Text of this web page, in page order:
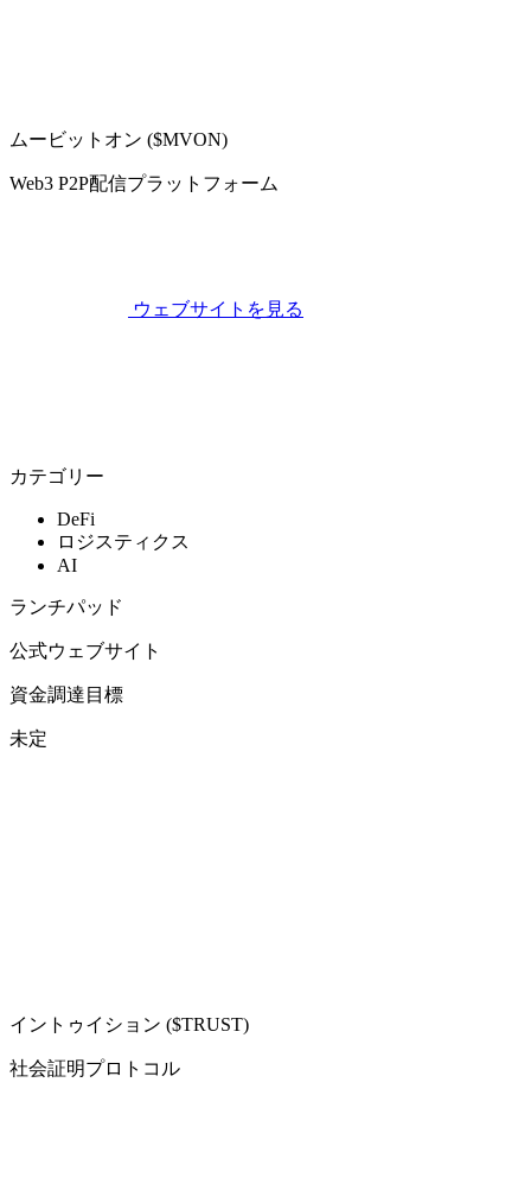
ムービットオン ($MVON)
Web3 P2P配信プラットフォーム
ウェブサイトを見る
カテゴリー
DeFi
ロジスティクス
AI
ランチパッド
公式ウェブサイト
資金調達目標
未定
イントゥイション ($TRUST)
社会証明プロトコル